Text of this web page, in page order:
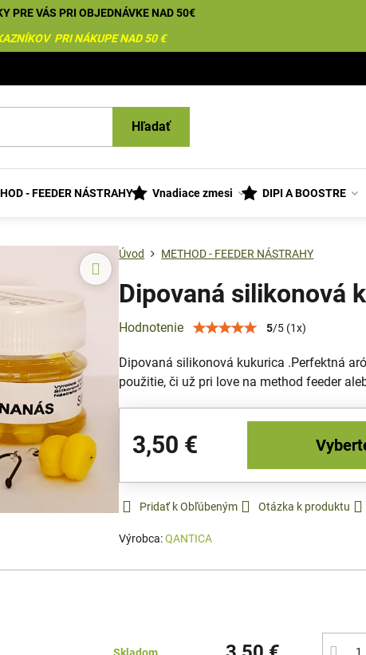
PRE VÁS PRI OBJEDNÁVKE NAD 50€
PRI NÁKUPE NAD 50 €
Hľadať
- FEEDER NÁSTRAHY Vnadiace zmesi DIPI A BOOSTRE
Úvod METHOD - FEEDER NÁSTRAHY
Dipovaná silikonová
Hodnotenie 5/5 (1x)
Dipovaná silikonová kukurica .Perfektná
použitie, či už pri love na method feeder
3,50 €
Pridať k Obľúbeným Otázka k produktu
Výrobca:QANTICA